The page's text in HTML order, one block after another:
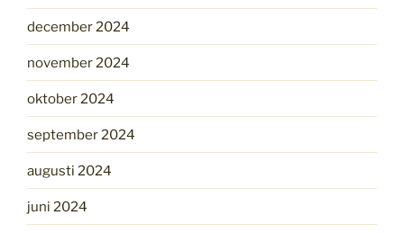
december 2024
november 2024
oktober 2024
september 2024
augusti 2024
juni 2024